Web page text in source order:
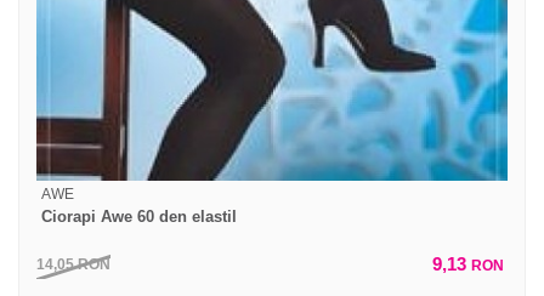
AWE
Ciorapi Awe 60 den elastil
14,05RON 9,13 RON